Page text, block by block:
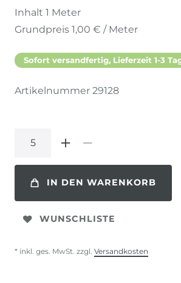
Inhalt 1 Meter
Grundpreis 1,00 € / Meter
Sofort versandfertig, Lieferzeit 1-3
Artikelnummer 29128
IN DEN WARENKORB
WUNSCHLISTE
* inkl. ges. MwSt. zzgl. Versandkosten